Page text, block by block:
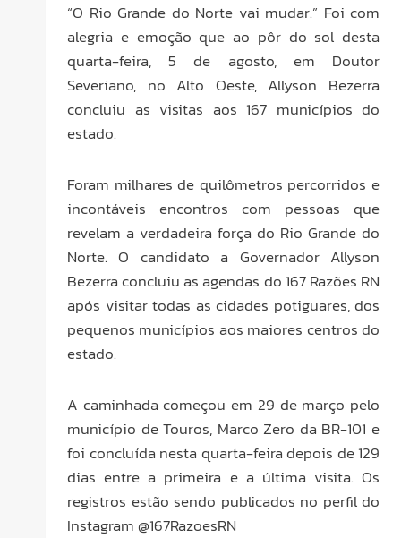
“O Rio Grande do Norte vai mudar.” Foi com
alegria e emoção que ao pôr do sol desta
quarta-feira, 5 de agosto, em Doutor
Severiano, no Alto Oeste, Allyson Bezerra
concluiu as visitas aos 167 municípios do
estado.
Foram milhares de quilômetros percorridos e
incontáveis encontros com pessoas que
revelam a verdadeira força do Rio Grande do
Norte. O candidato a Governador Allyson
Bezerra concluiu as agendas do 167 Razões RN
após visitar todas as cidades potiguares, dos
pequenos municípios aos maiores centros do
estado.
A caminhada começou em 29 de março pelo
município de Touros, Marco Zero da BR-101 e
foi concluída nesta quarta-feira depois de 129
dias entre a primeira e a última visita. Os
registros estão sendo publicados no perfil do
Instagram @167RazoesRN